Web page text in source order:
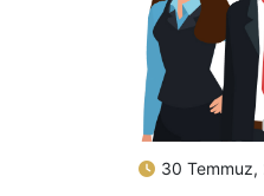
30 Temmuz,